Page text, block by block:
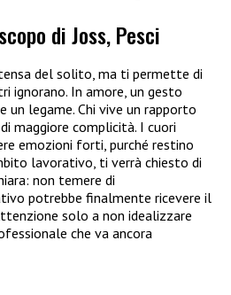
di Joss, Pesci
del solito, ma ti permette di
ignorano. In amore, un gesto
legame. Chi vive un rapporto
maggiore complicità. I cuori
emozioni forti, purché restino
lavorativo, ti verrà chiesto di
non temere di
potrebbe finalmente ricevere il
solo a non idealizzare
che va ancora